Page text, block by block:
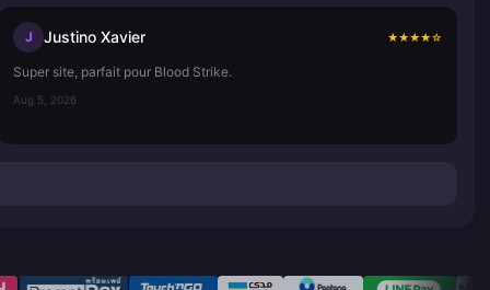
J Justino Xavier ★★★★☆
Super site, parfait pour Blood Strike.
Aug 5, 2026